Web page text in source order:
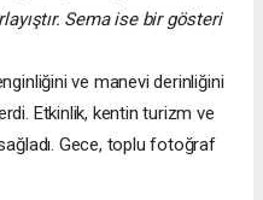
Sema ise bir gösteri
ve manevi derinliğini
Etkinlik, kentin turizm ve
Gece, toplu fotoğraf